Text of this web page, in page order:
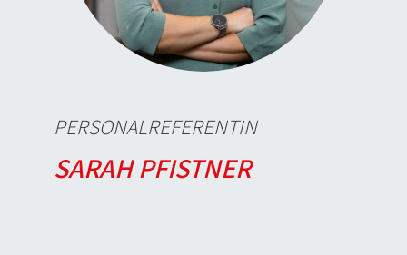
PERSONALREFERENTIN
SARAH PFISTNER